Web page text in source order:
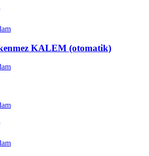
KALEM (otomatik)